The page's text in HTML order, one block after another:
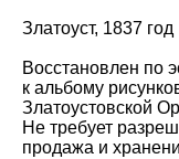
Златоуст, 1837 год
Восстановлен по
к альбому
Златоустовской
Не требует
продажа и